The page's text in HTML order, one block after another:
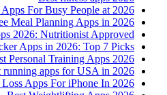
Apps For Busy People at 2026
Meal Planning Apps in 2026
2026: Nutritionist Approved
Apps in 2026: Top 7 Picks
Personal Training Apps 2026
running apps for USA in 2026
Apps For iPhone In 2026